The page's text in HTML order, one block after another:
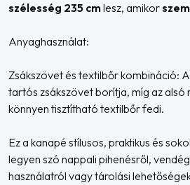
szélesség 235 cmlesz, amikor
Anyaghasználat:
Zsákszövet és textilbőr kombináció:
tartós zsákszövet borítja, míg az alsó
könnyen tisztítható textilbőr fedi.
Ez a kanapé stílusos, praktikus és
legyen szó nappali pihenésről,
használatról vagy tárolási